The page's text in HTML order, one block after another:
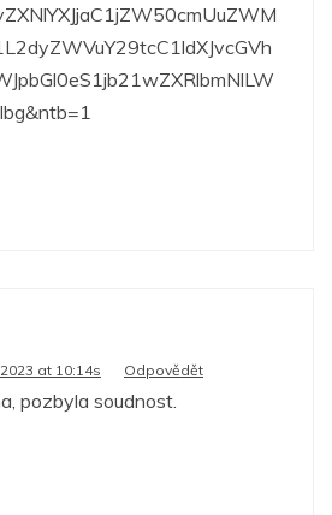
at 10:14s Odpovědět
pozbyla soudnost.